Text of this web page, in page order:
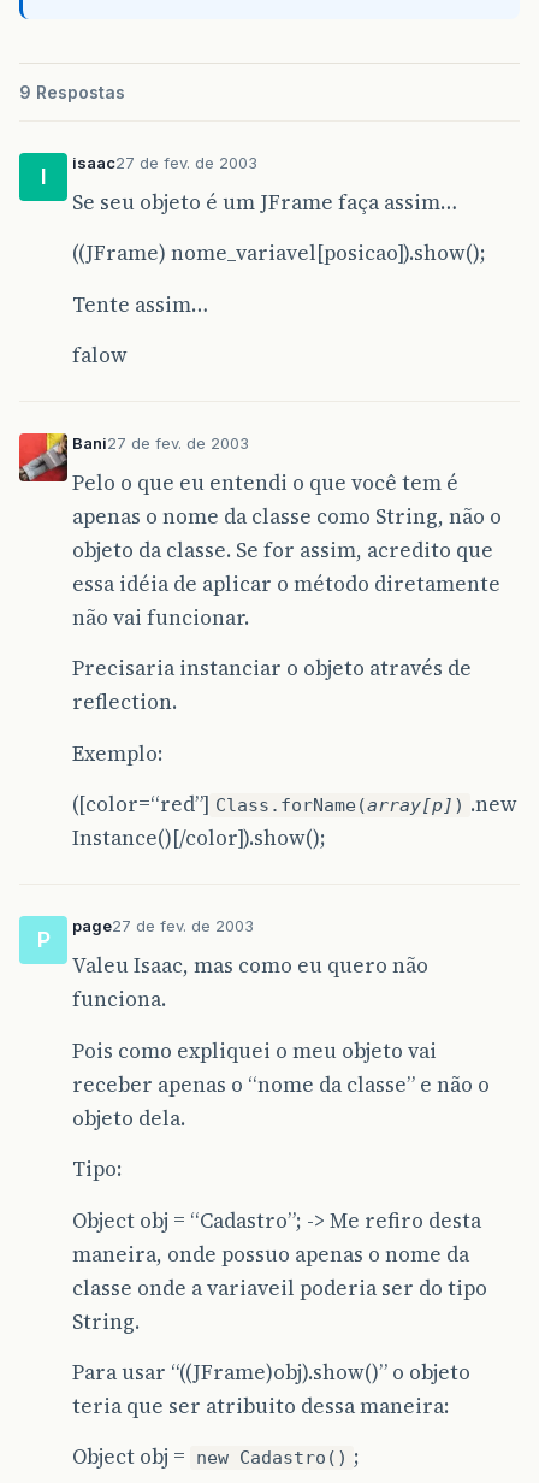
9 Respostas
I
isaac27 de fev. de 2003
Se seu objeto é um JFrame faça assim…
((JFrame) nome_variavel[posicao]).show();
Tente assim…
falow
Bani27 de fev. de 2003
Pelo o que eu entendi o que você tem é
apenas o nome da classe como String, não o
objeto da classe. Se for assim, acredito que
essa idéia de aplicar o método diretamente
não vai funcionar.
Precisaria instanciar o objeto através de
reflection.
Exemplo:
([color=“red”] Class.forName(array[p] ) .new
Instance()[/color]).show();
P
page27 de fev. de 2003
Valeu Isaac, mas como eu quero não
funciona.
Pois como expliquei o meu objeto vai
receber apenas o “nome da classe” e não o
objeto dela.
Tipo:
Object obj = “Cadastro”; -> Me refiro desta
maneira, onde possuo apenas o nome da
classe onde a variaveil poderia ser do tipo
String.
Para usar “((JFrame)obj).show()” o objeto
teria que ser atribuito dessa maneira:
Object obj =
new Cadastro() ;